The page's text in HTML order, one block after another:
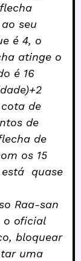
seu
é 4, o
atinge o
é 16
de
de
de
os 15
está quase
Raa-san
o oficial
bloquear
uma